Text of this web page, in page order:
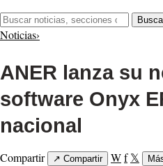
Buscar:
Noticias›
ANER lanza su
software Onyx
nacional
Compartir ↗ Compartir Wf 𝕏